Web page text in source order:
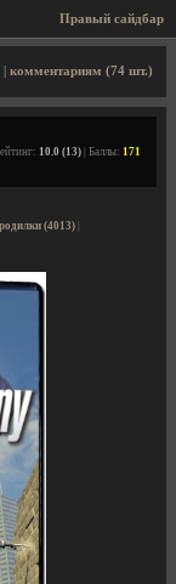
Правый сайдбар
комментариям (74 шт.)
10.0 (13) | Баллы: 171
(4013)